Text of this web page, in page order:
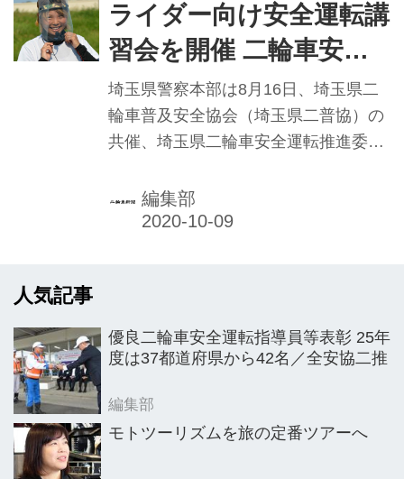
ライダー向け安全運転講
習会を開催 二輪車安全
運転アクションin埼玉／
埼玉県警
埼玉県警察本部は8月16日、埼玉県二
輪車普及安全協会（埼玉県二普協）の
共催、埼玉県二輪車安全運転推進委員
ー向けの二輪車安全運転講習会をさい
たま市内にある埼玉県警察自動車訓練
編集部
人気記事
優良二輪車安全運転指導員等表彰 25年
度は37都道府県から42名／全安協二推
編集部
モトツーリズムを旅の定番ツアーへ